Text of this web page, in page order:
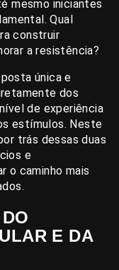
mesmo iniciantes
Qual
construir
a resistência?
única e
dos
de experiência
estímulos. Neste
trás dessas duas
e
o caminho mais
E DA